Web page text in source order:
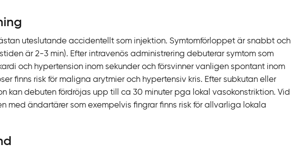
uteslutande accidentellt som injektion. Symtomförloppet är snabbt och
är 2-3 min). Efter intravenös administrering debuterar symtom som
och hypertension inom sekunder och försvinner vanligen spontant inom
finns risk för maligna arytmier och hypertensiv kris. Efter subkutan eller
kan debuten fördröjas upp till ca 30 minuter pga lokal vasokonstriktion. Vid
med ändartärer som exempelvis fingrar finns risk för allvarliga lokala